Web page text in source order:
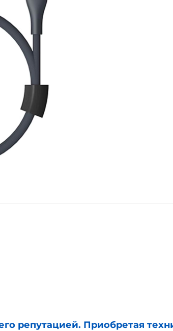
репутацией. Приобретая